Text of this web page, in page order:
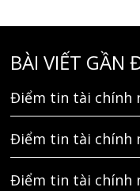
BÀI VIẾT GẦN
Điểm tin tài chính
Điểm tin tài chính
Điểm tin tài chính